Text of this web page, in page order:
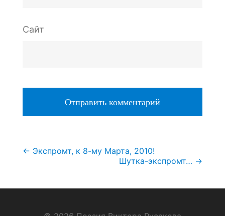
Сайт
Навигация
← Экспромт, к 8-му Марта, 2010!
Шутка-экспромт… →